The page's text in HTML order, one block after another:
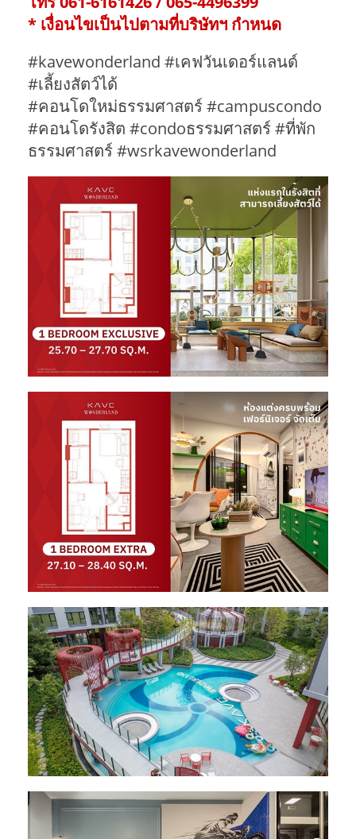
* เงื่อนไขเป็นไปตามที่บริษัทฯ กำหนด
#kavewonderland #เคฟวันเดอร์แลนด์
#เลี้ยงสัตว์ได้
#คอนโดใหม่ธรรมศาสตร์ #campuscondo
#คอนโดรังสิต #condoธรรมศาสตร์ #ที่พัก
ธรรมศาสตร์ #wsrkavewonderland